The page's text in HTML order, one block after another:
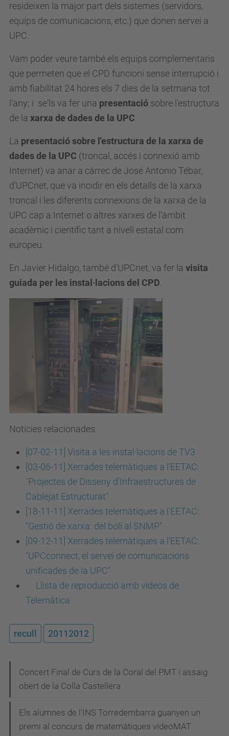
resideixen la major part dels sistemes (servidors,
equips de comunicacions, etc.) que donen servei a
UPC.
Vam poder veure també els equips complementaris
que permeten que el CPD funcioni sense interrupció i
amb fiabilitat 24 hores els 7 dies de la setmana tot
l'any; i se'ls va fer una presentació sobre l'estructura
de la xarxa de dades de la UPC
La presentació sobre l'estructura de la xarxa de
dades de la UPC (troncal, accés i connexió amb
Internet) va anar a càrrec de José Antonio Tébar,
d'UPCnet, que va incidir en els detalls de la xarxa
troncal i les diferents connexions de la xarxa de la
UPC cap a Internet o altres xarxes de l'àmbit
acadèmic i científic tant a nivell estatal com
europeu.
En Javier Hidalgo, també d'UPCnet, va fer la visita
guiada per les instal·lacions del CPD
Notícies relacionades:
[07-02-11] Visita a les instal·lacions de TV3
[03-06-11] Xerrades telemàtiques a l'EETAC:
"Projectes de Disseny d'Infraestructures de
Cablejat Estructurat"
[18-11-11] Xerrades telemàtiques a l'EETAC:
"Gestió de xarxa: del boli al SNMP"
[09-12-11] Xerrades telemàtiques a l’EETAC:
"UPCconnect, el servei de comunicacions
unificades de la UPC"
Llista de reproducció amb vídeos de
Telemàtica
recull 20112012
Concert Final de Curs de la Coral del PMT i assaig
obert de la Colla Castellera
Els alumnes de l'INS Torredembarra guanyen un
premi al concurs de matemàtiques vídeoMAT